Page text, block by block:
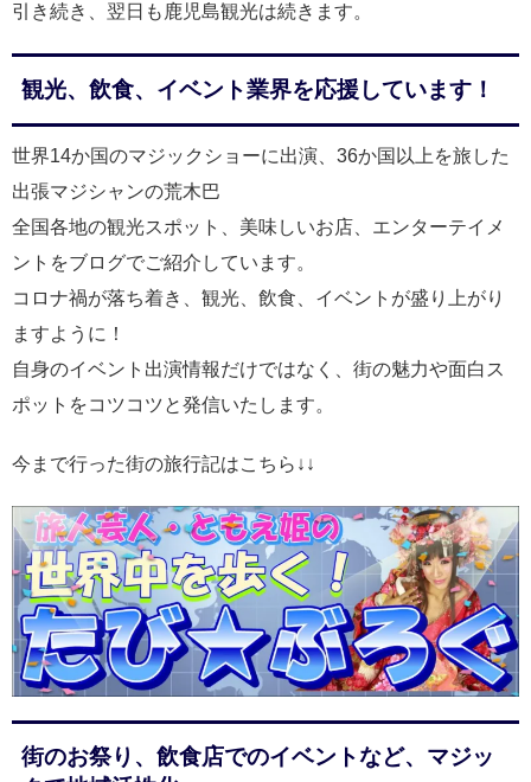
引き続き、翌日も鹿児島観光は続きます。
観光、飲食、イベント業界を応援しています！
世界14か国のマジックショーに出演、36か国以上を旅した
出張マジシャンの荒木巴
全国各地の観光スポット、美味しいお店、エンターテイメ
ントをブログでご紹介しています。
コロナ禍が落ち着き、観光、飲食、イベントが盛り上がり
ますように！
自身のイベント出演情報だけではなく、街の魅力や面白ス
ポットをコツコツと発信いたします。
今まで行った街の旅行記はこちら↓↓
街のお祭り、飲食店でのイベントなど、マジッ